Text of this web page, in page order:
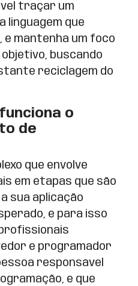
traçar um
linguagem que
e mantenha um foco
buscando
reciclagem do
o
de
que envolve
em etapas que são
sua aplicação
e para isso
e programador
responsável
e que